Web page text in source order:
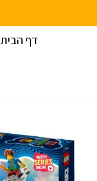
דף הבית